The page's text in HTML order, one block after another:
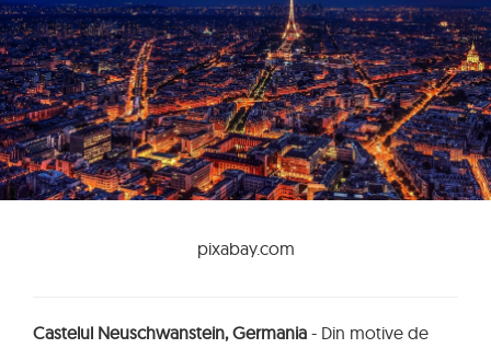
pixabay.com
Castelul Neuschwanstein, Germania - Din motive de